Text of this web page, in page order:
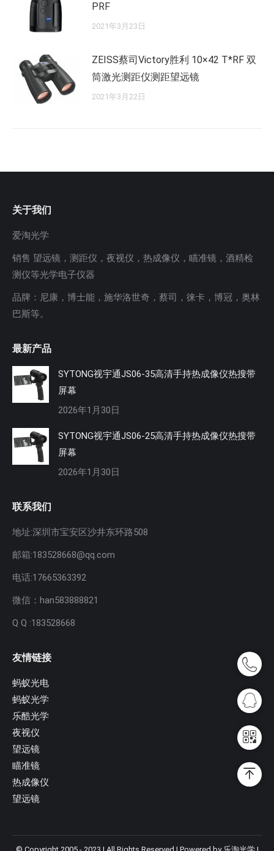
PRF
2021年3月23日
ZEISS蔡司Victory胜利 10×42 T*RF 双
筒激光测距仪测距望远镜
2021年3月22日
关于我们
爱淘光学
销售 望远镜，测距仪，夜视仪，热成像仪，瞄准镜，酒精检
测仪等光学电子仪器
品牌：尼康，博士能，施华洛世奇，蔡司，徕卡，博冠，奥林
巴斯等。
最新产品
SYTONG视宇通JS06-35高清手持热成像仪热搜带
屏幕
2026年1月30日
SYTONG视宇通JS06-25高清手持热成像仪热搜带
屏幕
2026年1月30日
联系我们
地址:深圳市宝安区沙井东环路508
邮箱:183528668@qq.com
电话:17665363392
微信：han583888821
Q Q :183528668
友情链接
蚂蚁光电
蚂蚁光学
乐酷光学
夜视仪
望远镜
瞄准镜
热成像仪
望远镜